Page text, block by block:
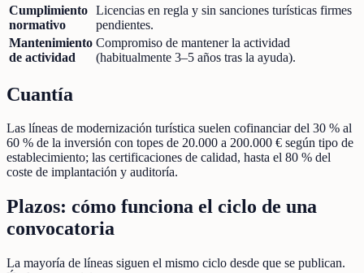
Cumplimiento
normativo
Licencias en regla y sin sanciones turísticas firmes
pendientes.
Mantenimiento
de actividad
Compromiso de mantener la actividad
(habitualmente 3–5 años tras la ayuda).
Cuantía
Las líneas de modernización turística suelen cofinanciar del 30 % al
60 % de la inversión con topes de 20.000 a 200.000 € según tipo de
establecimiento; las certificaciones de calidad, hasta el 80 % del
coste de implantación y auditoría.
Plazos: cómo funciona el ciclo de una
convocatoria
La mayoría de líneas siguen el mismo ciclo desde que se publican.